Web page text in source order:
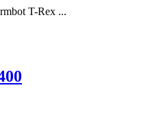
T-Rex ...